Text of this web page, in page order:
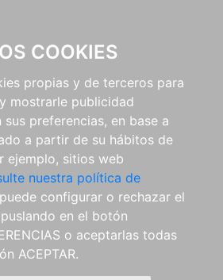
COOKIES
propias y de terceros para
mostrarle publicidad
preferencias, en base a
a partir de su hábitos de
ejemplo, sitios web
nuestra política de
configurar o rechazar el
en el botón
o aceptarlas todas
ACEPTAR.